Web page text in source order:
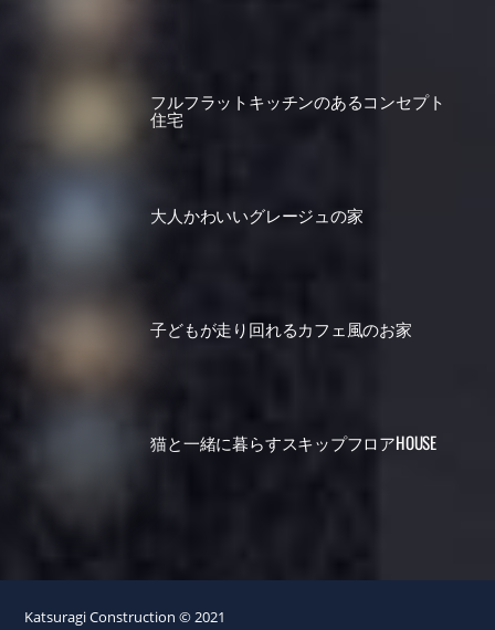
フルフラットキッチンのあるコンセプト
住宅
大人かわいいグレージュの家
子どもが走り回れるカフェ風のお家
猫と一緒に暮らすスキップフロアHOUSE
Katsuragi Construction © 2021